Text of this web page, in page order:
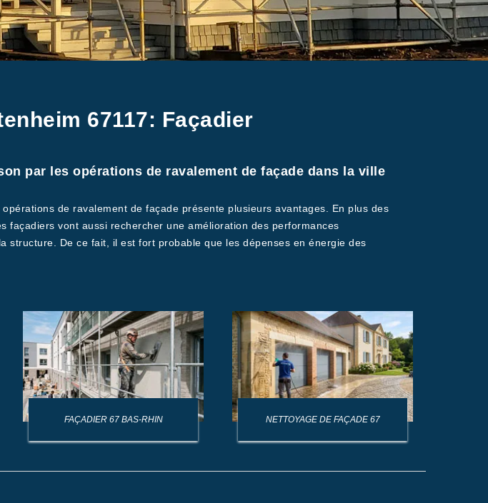
67117: Façadier
par les opérations de ravalement de façade dans la ville
de ravalement de façade présente plusieurs avantages. En plus des
vont aussi rechercher une amélioration des performances
De ce fait, il est fort probable que les dépenses en énergie des
FAÇADIER 67 BAS-RHIN NETTOYAGE DE FAÇADE 67